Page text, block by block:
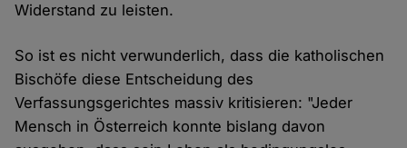
Widerstand zu leisten.
So ist es nicht verwunderlich, dass die katholischen
Bischöfe diese Entscheidung des
Verfassungsgerichtes massiv kritisieren: "Jeder
Mensch in Österreich konnte bislang davon